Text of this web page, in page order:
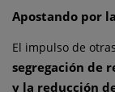
Apostando por
El impulso de
segregación de
y la reducción